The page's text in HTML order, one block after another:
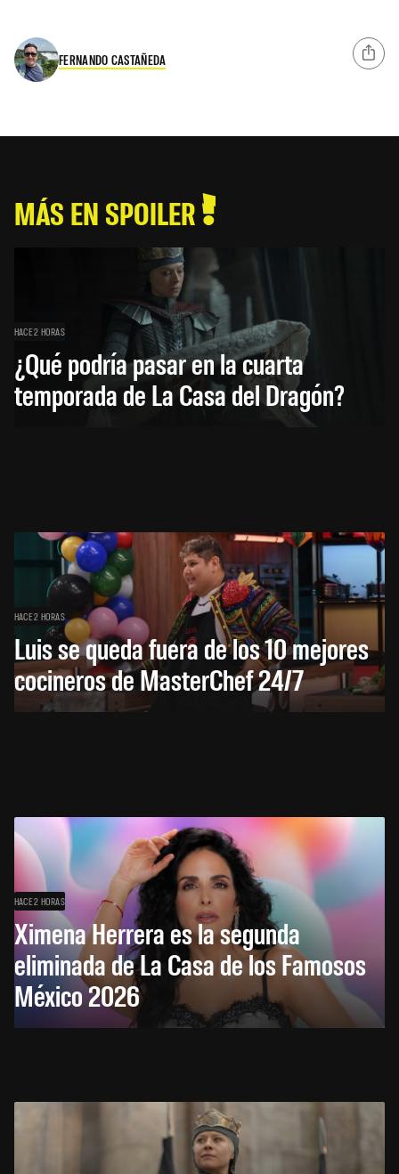
FERNANDO CASTAÑEDA
MÁS EN SPOILER
HACE 2 HORAS
¿Qué podría pasar en la cuarta
temporada de La Casa del Dragón?
HACE 2 HORAS
Luis se queda fuera de los 10 mejores
cocineros de MasterChef 24/7
HACE 2 HORAS
Ximena Herrera es la segunda
eliminada de La Casa de los Famosos
México 2026